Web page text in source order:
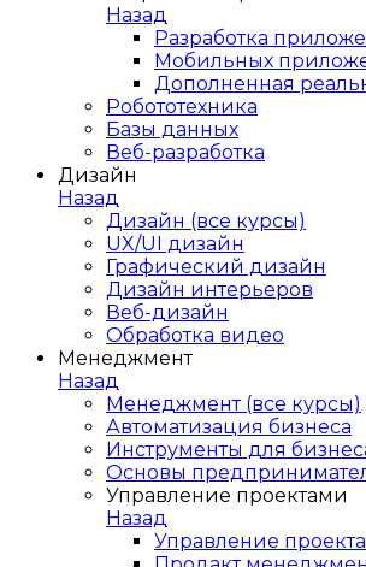
Назад
Разработка
Мобильных
Дополненная
Робототехника
Базы данных
Веб-разработка
Дизайн
Назад
Дизайн (все курсы)
UX/UI дизайн
Графический дизайн
Дизайн интерьеров
Веб-дизайн
Обработка видео
Менеджмент
Назад
Менеджмент (все курсы)
Автоматизация бизнеса
Инструменты для
Основы
Управление проектами
Назад
Управление